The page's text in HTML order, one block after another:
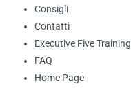
Consigli
Contatti
Executive Five Training
FAQ
Home Page